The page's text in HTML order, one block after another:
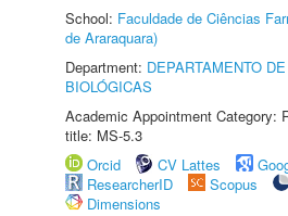
School: Faculdade de Ciências
de Araraquara)
Department: DEPARTAMENTO
BIOLÓGICAS
Academic Appointment Category:
title: MS-5.3
Orcid
CV Lattes
ResearcherID
Scopus
Dimensions